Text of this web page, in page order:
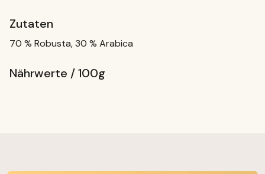
Zutaten
70 % Robusta, 30 % Arabica
Nährwerte / 100g